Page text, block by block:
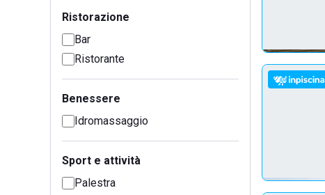
Ristorazione
Bar
Ristorante
Benessere
Idromassaggio
Sport e attività
Palestra